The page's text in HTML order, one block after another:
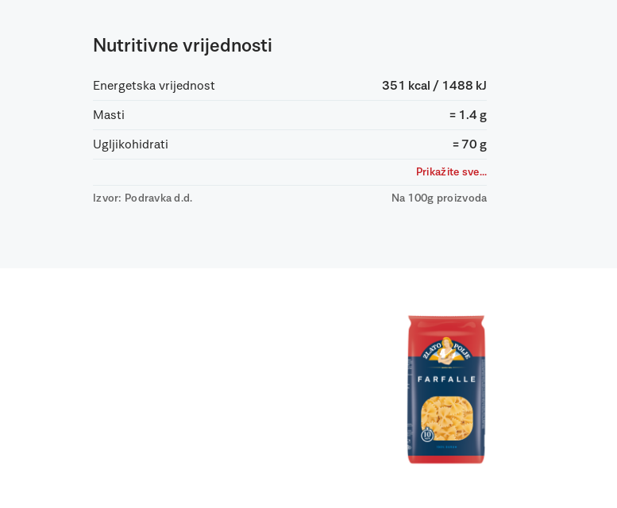
Nutritivne vrijednosti
Energetska vrijednost 351 kcal / 1488 kJ
Masti = 1.4 g
Ugljikohidrati = 70 g
Prikažite sve...
Izvor: Podravka d.d. Na 100g proizvoda